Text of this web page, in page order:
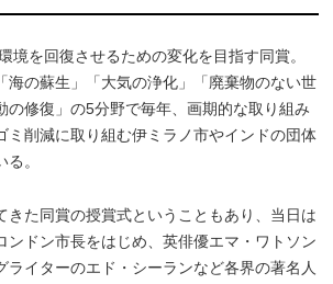
を回復させるための変化を目指す同賞。
海の蘇生」「大気の浄化」「廃棄物のない世
の修復」の5分野で毎年、画期的な取り組み
ミ削減に取り組む伊ミラノ市やインドの団体
。
た同賞の授賞式ということもあり、当日は
ンドン市長をはじめ、英俳優エマ・ワトソン
ライターのエド・シーランなど各界の著名人